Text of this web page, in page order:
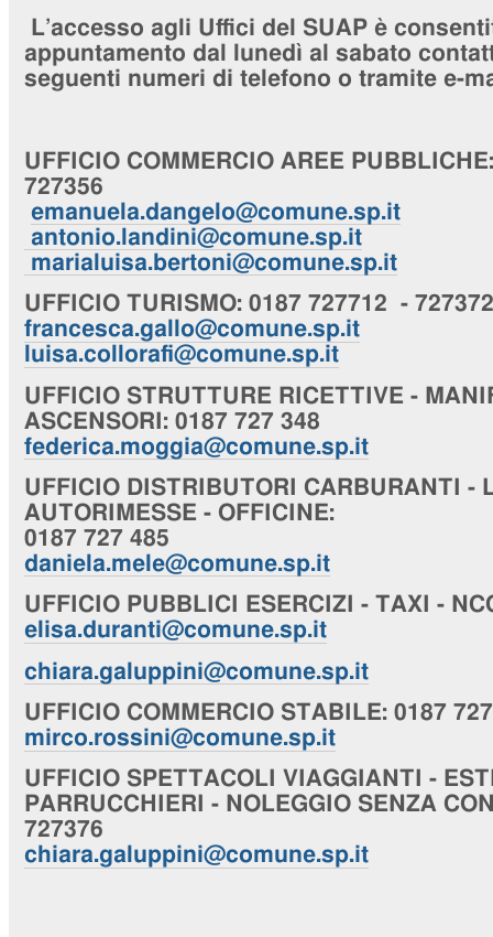
L’accesso agli Uffici del SUAP è
appuntamento dal lunedì al sabato
seguenti numeri di telefono o tramite e-
UFFICIO COMMERCIO AREE PUBBLICHE
727356
emanuela.dangelo@comune.sp.it
antonio.landini@comune.sp.it
marialuisa.bertoni@comune.sp.it
UFFICIO TURISMO: 0187 727712 - 727372
francesca.gallo@comune.sp.it
luisa.collorafi@comune.sp.it
UFFICIO STRUTTURE RICETTIVE -
ASCENSORI : 0187 727 348
federica.moggia@comune.sp.it
UFFICIO DISTRIBUTORI CARBURANTI -
AUTORIMESSE - OFFICINE:
0187 727 485
daniela.mele@comune.sp.it
UFFICIO PUBBLICI ESERCIZI - TAXI -
elisa.duranti@comune.sp.it
chiara.galuppini@comune.sp.it
UFFICIO COMMERCIO STABILE: 0187
mirco.rossini@comune.sp.it
UFFICIO SPETTACOLI VIAGGIANTI -
PARRUCCHIERI - NOLEGGIO SENZA
727376
chiara.galuppini@comune.sp.it